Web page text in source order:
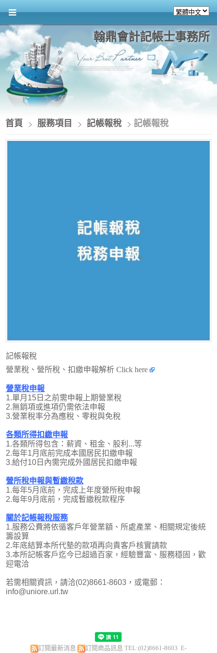
翰鼎會計記帳士事務所
首頁 服務項目 記帳報稅 記帳報稅
記帳報稅
營業稅、營所稅、扣繳申報解析 Click here
營業稅申報
1.單月15日之前需申報上期營業稅
2.無銷項或進項仍需依法申報
3.營業稅率分為應稅、零稅與免稅
各類所得扣繳申報
1.各類所得包含：薪資、租金、股利...等
2.每年1月底前完成本國居民扣繳申報
3.給付10日內需完成外國居民扣繳申報
營所稅申報與暫繳稅款
1.每年5月底前，完成上年度營所稅申報
2.每年9月底前，完成暫繳稅款程序
關於記帳報稅服務
1.服務公費將依循客戶年營業額、所處產業、相關規定後統
籌設算
2.年底結算本所代墊的款項再向貴客戶核實請款
3.本所記帳客戶迄今已超過百家，經驗豐富、服務穩固，歡
迎電洽
若需相關資訊，請洽(02)8661-8603，或電郵：
info@uniore.url.tw
訂閱最新消息 訂閱商品訊息 TEL:(02)8661-8603 E-